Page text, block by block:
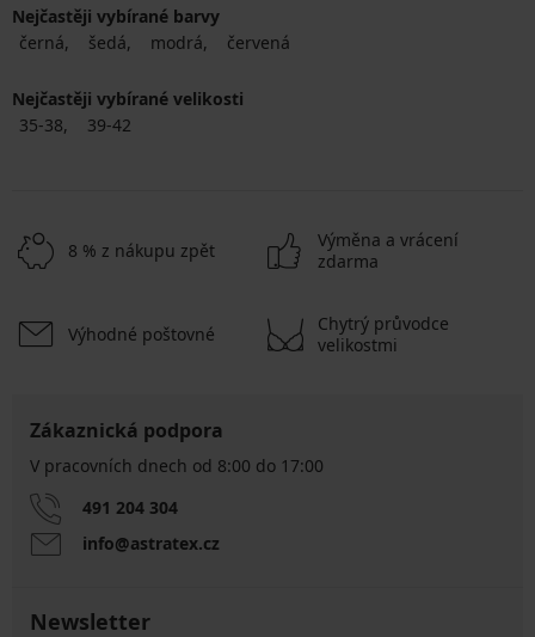
Nejčastěji vybírané barvy
černá
šedá modrá červená
Nejčastěji vybírané velikosti
35-38
39-42
8 % z nákupu zpět
Výměna a vrácení
zdarma
Výhodné poštovné
Chytrý průvodce
velikostmi
Zákaznická podpora
V pracovních dnech od 8:00 do 17:00
491 204 304
info@astratex.cz
Newsletter